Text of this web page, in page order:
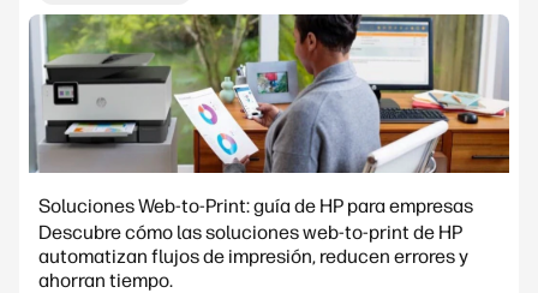
Soluciones Web-to-Print: guía de HP para empresas
Descubre cómo las soluciones web-to-print de HP
automatizan flujos de impresión, reducen errores y
ahorran tiempo.